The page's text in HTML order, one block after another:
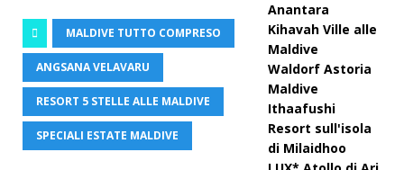
MALDIVE TUTTO COMPRESO
ANGSANA VELAVARU
RESORT 5 STELLE ALLE MALDIVE
SPECIALI ESTATE MALDIVE
Anantara
Kihavah Ville alle
Maldive
Waldorf Astoria
Maldive
Ithaafushi
Resort sull'isola
di Milaidhoo